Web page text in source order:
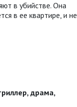
в убийстве. Она
в ее квартире, и не
драма,